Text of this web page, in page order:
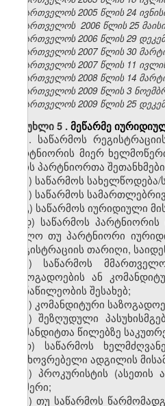
საქართველოს 2005 წლის 24
საქართველოს 2006 წლის 25
საქართველოს 2006 წლის 29
საქართველოს 2007 წლის 30
საქართველოს 2007 წლის 11
საქართველოს 2008 წლის 14
საქართველოს 2009 წლის 3
საქართველოს 2009 წლის 25
მუხლი 5 . მეწარმე
1. საწარმოს
პარტნიორის მიერ
არის პარტნიორთა
ა) საწარმოს
ბ) საწარმოს
გ) საწარმოს იურიდიული
დ) საწარმოს
ხოლო თუ პარტნიორი
რეგისტრაციის თარიღი,
ე) საწარმოს
საზოგადოების ან
მონაწილეობის შესახებ;
ვ) კომანდიტური
ზ) შეზღუდული
კომანდიტთა წილებზე
თ) საწარმოს
საცხოვრებელი ადგილის
ი) პროკურისტის
ნომერი;
კ) თუ საწარმოს